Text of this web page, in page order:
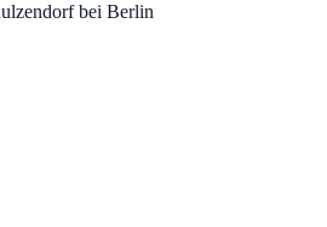
bei Berlin